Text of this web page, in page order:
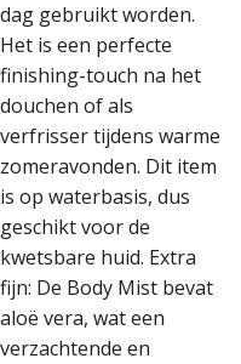
dag gebruikt worden.
Het is een perfecte
finishing-touch na het
douchen of als
verfrisser tijdens warme
zomeravonden. Dit item
is op waterbasis, dus
geschikt voor de
kwetsbare huid. Extra
fijn: De Body Mist bevat
aloë vera, wat een
verzachtende en